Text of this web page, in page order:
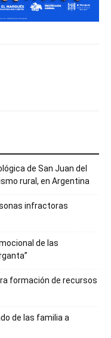
de San Juan del
rural, en Argentina
infractoras
de las
formación de recursos
de las familia a